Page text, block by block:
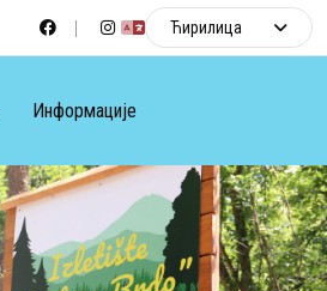
Ћирилица
Информације